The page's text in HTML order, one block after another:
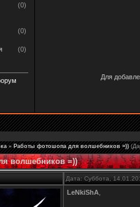
(0)
(0)
(0)
Для
» Работы фотошопа для волшебников =))
волшебников =))
Дата: Суббота,
LeNkiShA